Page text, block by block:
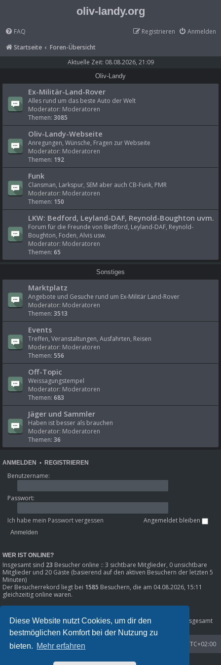
Diese Website nutzt Cookies, um dir den
bestmöglichen Komfort bei der Nutzung zu
bieten. Mehr erfahren
oliv-landy.org
FAQ Anmelden
Registrieren
Startseite
Foren-Übersicht
Aktuelle Zeit: 08.08.2026, 21:09
Oliv-Landy
Ex-Militär-Land-Rover
Alles rund um das beste Auto der Welt
Moderator: Moderatoren
Themen: 3085
Oliv-Landy-Webseite
Anregungen, Wünsche, Fragen zur Webseite
Moderator: Moderatoren
Themen: 192
Funk
Clansman, Larkspur, SEM aber auch CB-Funk, PMR
Moderator: Moderatoren
Themen: 150
LKW: Bedford, Leyland-DAF, Reynold-Boughton uvm.
Forum für die Freunde von Bedford, Leyland-DAF, Reynold-
Boughton, Foden, Alvis usw.
Moderator: Moderatoren
Themen: 65
Sonstiges
Marktplatz
Angebote und Gesuche rund um Ex-Militär Land-Rover
Moderator: Moderatoren
Themen: 3513
Events
Treffen, Veranstaltungen, Ausfahrten, Reisen
Moderator: Moderatoren
Themen: 556
Off-Topic
Weissagungstempel
Moderator: Moderatoren
Themen: 683
Jäger und Sammler
Haben ist besser als brauchen
Moderator: Moderatoren
Themen: 36
ANMELDEN • REGISTRIEREN
Benutzername:
Passwort:
Ich habe mein Passwort vergessen Angemeldet bleiben
WER IST ONLINE?
Insgesamt sind 23 Besucher online :: 3 sichtbare Mitglieder, 0 unsichtbare
Mitglieder und 20 Gäste (basierend auf den aktiven Besuchern der letzten 5
Minuten)
Der Besucherrekord liegt bei 1585 Besuchern, die am 04.08.2026, 15:11
gleichzeitig online waren.
Beiträge insgesamt80301• Themen insgesamt8633• Mitglieder insgesamt
1216
• Unser neuestes Mitglied: Phil_SE
Startseite
Foren-Übersicht UTC+02:00
Powered byphpBB® Forum Software © phpBB Limited